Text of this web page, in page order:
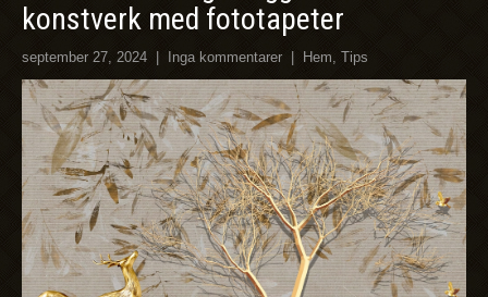
konstverk med fototapeter
september 27, 2024 Inga kommentarer Hem, Tips